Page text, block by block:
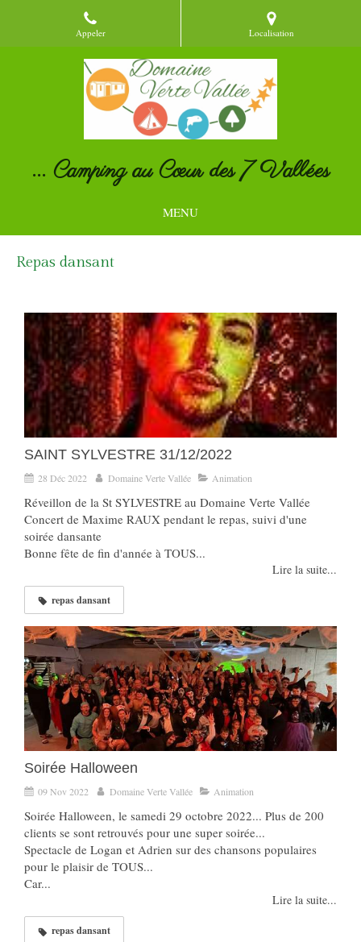
Appeler Localisation
... Camping au Cœur des 7 Vallées
MENU
Repas dansant
SAINT SYLVESTRE 31/12/2022
28 Déc 2022 Domaine Verte Vallée Animation
Réveillon de la St SYLVESTRE au Domaine Verte Vallée
Concert de Maxime RAUX pendant le repas, suivi d'une
soirée dansante
Bonne fête de fin d'année à TOUS...
Lire la suite...
repas dansant
Soirée Halloween
09 Nov 2022 Domaine Verte Vallée Animation
Soirée Halloween, le samedi 29 octobre 2022... Plus de 200
clients se sont retrouvés pour une super soirée...
Spectacle de Logan et Adrien sur des chansons populaires
pour le plaisir de TOUS...
Car...
Lire la suite...
repas dansant